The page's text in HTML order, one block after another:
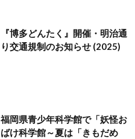
『博多どんたく』開催・明治通
り交通規制のお知らせ (2025)
福岡県青少年科学館で「妖怪お
ばけ科学館～夏は「きもだめ